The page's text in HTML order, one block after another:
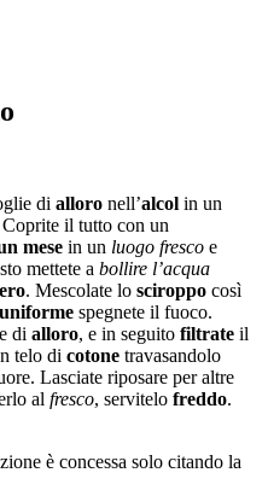
di alloro nell’alcol in un
il tutto con un
mese in un luogo fresco e
mettete a bollire l’acqua
. Mescolate lo sciroppo così
uniforme spegnete il fuoco.
di alloro, e in seguito filtrate il
telo di cotone travasandolo
Lasciate riposare per altre
al fresco, servitelo freddo.
è concessa solo citando la